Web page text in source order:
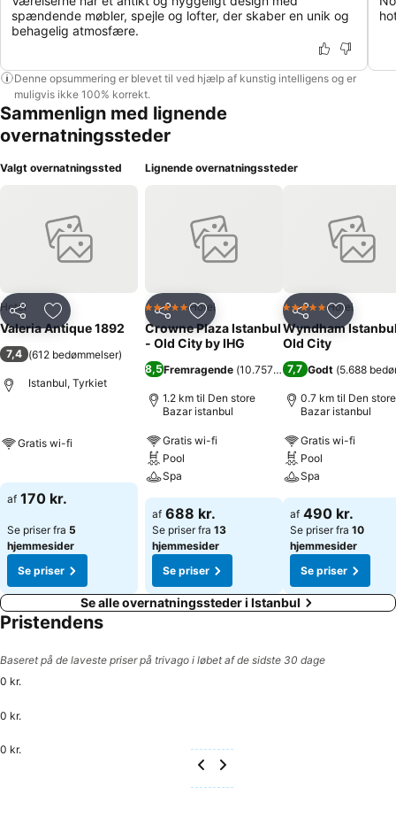
spændende møbler, spejle og lofter, der skaber en unik og
behagelig atmosfære.
Denne opsummering er blevet til ved hjælp af kunstig intelligens og er
muligvis ikke 100% korrekt.
Sammenlign med lignende
overnatningssteder
Valgt overnatningssted
Del Føj til favoritter
Hotel
Valeria Antique 1892
7,4 (612 bedømmelser)
Istanbul, Tyrkiet
Gratis wi-fi
af 170 kr.
Se priser fra 5
hjemmesider
Se priser
Lignende overnatningssteder
Del Føj til favoritter
5 StjernerHotel
Crowne Plaza Istanbul
- Old City by IHG
8,5Fremragende (10.757 bedømmelser)
1.2 km til Den store
Bazar istanbul
Gratis wi-fi
Pool
Spa
af 688 kr.
Se priser fra 13
hjemmesider
Se priser
Del Føj til
5 StjernerHotel
Wyndham
Old City
7,7 Godt (5.688
0.7 km til Den store
Bazar istanbul
Gratis wi-fi
Pool
Spa
af 490 kr.
Se priser fra 10
hjemmesider
Se priser
Se alle overnatningssteder i Istanbul
Pristendens
Baseret på de laveste priser på trivago i løbet af de sidste 30 dage
0 kr.
0 kr.
0 kr.